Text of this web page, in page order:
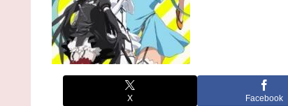
X Facebook